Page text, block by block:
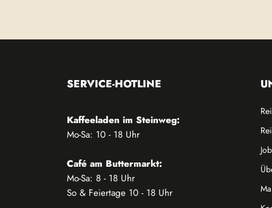
SERVICE-HOTLINE
Kaffeeladen im Steinweg:
Mo-Sa: 10 - 18 Uhr
Café am Buttermarkt:
Mo-Sa: 8 - 18 Uhr
So & Feiertage 10 - 18 Uhr